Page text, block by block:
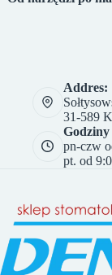
Addres:
31-589
pn-czw
pt. od